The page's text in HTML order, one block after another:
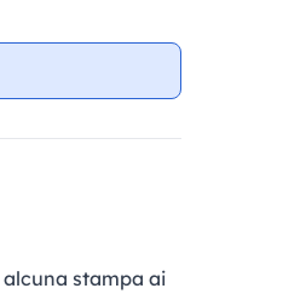
stampa ai